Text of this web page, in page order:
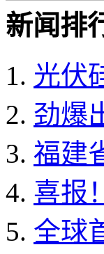
新闻排
光伏
劲爆
福建
喜报
全球